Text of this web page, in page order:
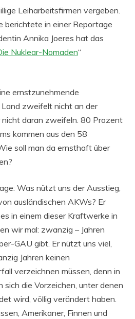
Leiharbeitsfirmen vergeben.
berichtete in einer Reportage
Annika Joeres hat das
Nuklear-Nomaden“
ernstzunehmende
zweifelt nicht an der
daran zweifeln. 80 Prozent
kommen aus den 58
soll man da ernsthaft über
Was nützt uns der Ausstieg,
ausländischen AKWs? Er
in einem dieser Kraftwerke in
wir mal: zwanzig – Jahren
GAU gibt. Er nützt uns viel,
Jahren keinen
verzeichnen müssen, denn in
sich die Vorzeichen, unter denen
wird, völlig verändert haben.
Amerikaner, Finnen und